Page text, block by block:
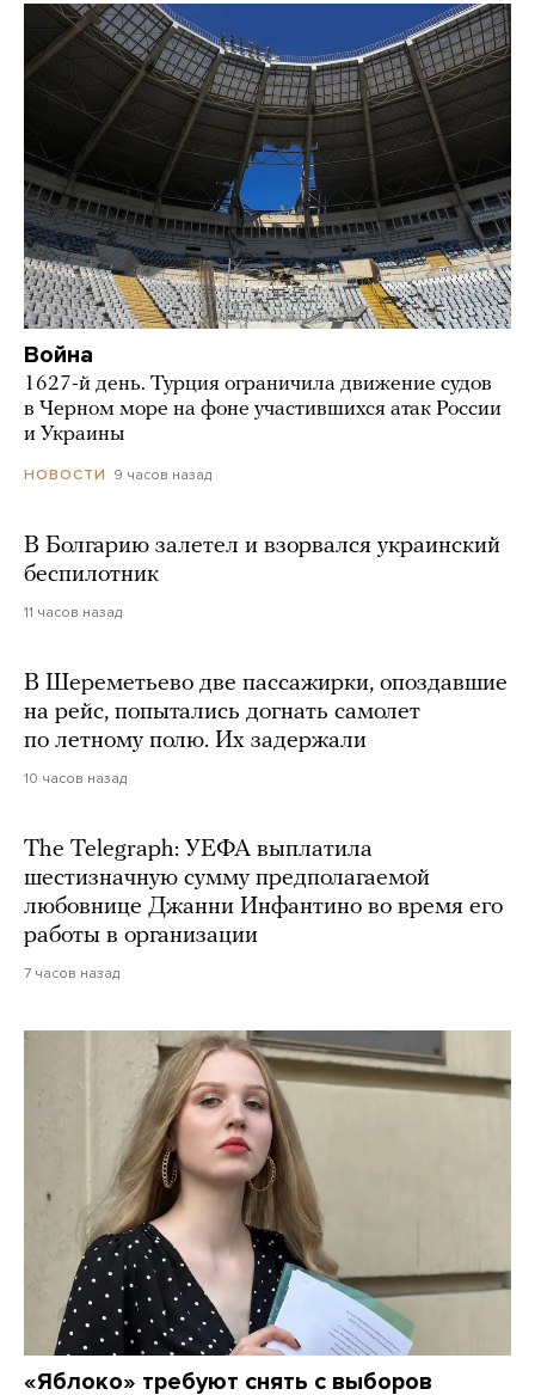
Война
1627-й день. Турция ограничила движение судов
в Черном море на фоне участившихся атак России
и Украины
НОВОСТИ 9 часов назад
В Болгарию залетел и взорвался украинский
беспилотник
11 часов назад
В Шереметьево две пассажирки, опоздавшие
на рейс, попытались догнать самолет
по летному полю. Их задержали
10 часов назад
The Telegraph: УЕФА выплатила
шестизначную сумму предполагаемой
любовнице Джанни Инфантино во время его
работы в организации
7 часов назад
«Яблоко» требуют снять с выборов